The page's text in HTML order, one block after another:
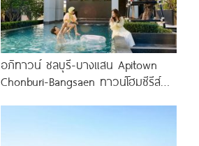
อภิทาวน์ ชลบุรี-บางแสน Apitown
Chonburi-Bangsaen ทาวน์โฮมซีรีส์